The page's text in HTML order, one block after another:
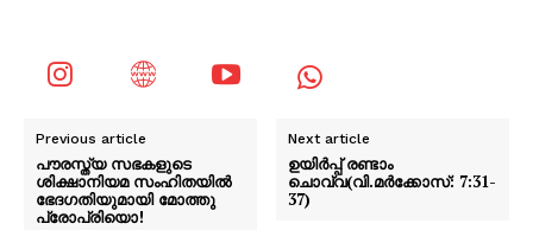
Previous article
പൗരസ്ത്യ സഭകളുടെ
ശിക്ഷാനിയമ സംഹിതയിൽ
ഭേദഗതിയുമായി മോത്തു
പ്രോപ്രിയൊ!
Next article
ഉയിർപ്പ് രണ്ടാം
ചൊവ്വ(വി.മർക്കോസ്: 7:31-
37)